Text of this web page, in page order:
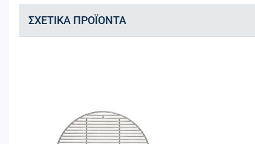
ΣΧΕΤΙΚΆ ΠΡΟΪΌΝΤΑ